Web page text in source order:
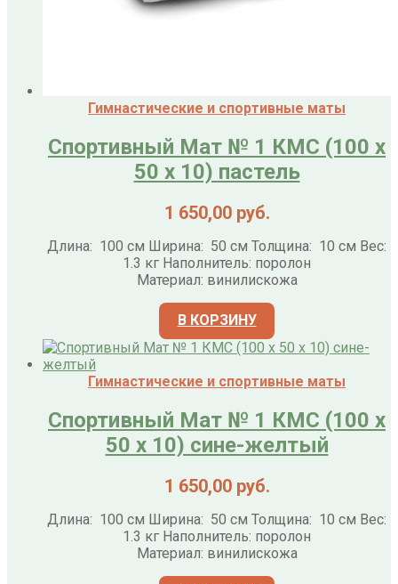
Гимнастические и спортивные маты
Спортивный Мат № 1 КМС (100 х
50 х 10) пастель
1 650,00 руб.
Длина: 100 см Ширина: 50 см Толщина: 10 см Вес:
1.3 кг Наполнитель: поролон
Материал: винилискожа
В КОРЗИНУ
Гимнастические и спортивные маты
Спортивный Мат № 1 КМС (100 х
50 х 10) сине-желтый
1 650,00 руб.
Длина: 100 см Ширина: 50 см Толщина: 10 см Вес:
1.3 кг Наполнитель: поролон
Материал: винилискожа